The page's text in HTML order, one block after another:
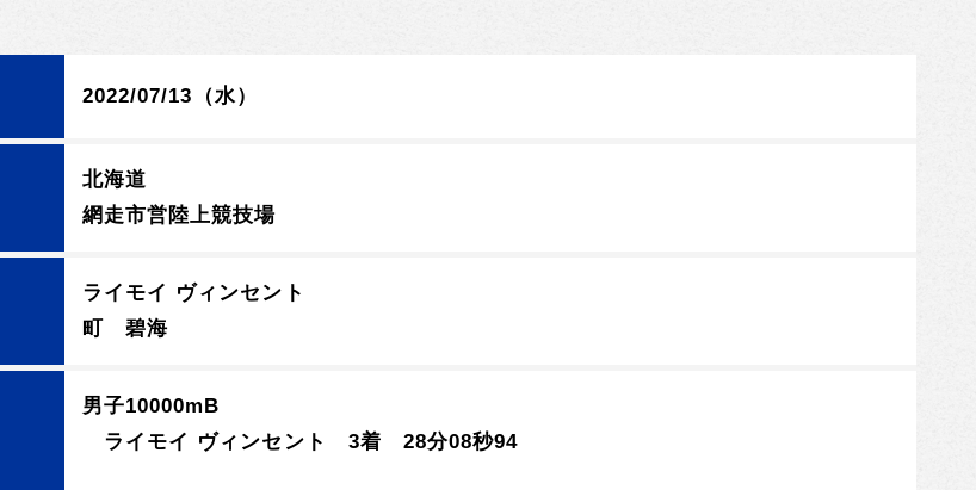
2022/07/13（水）
北海道
網走市営陸上競技場
ライモイ ヴィンセント
町 碧海
男子10000mB
ライモイ ヴィンセント 3着 28分08秒94